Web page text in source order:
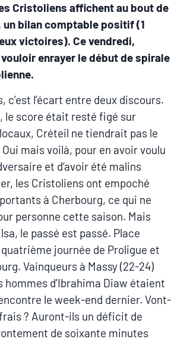
Cristoliens affichent au bout de
bilan comptable positif (1
victoires). Ce vendredi,
enrayer le début de spirale
c’est l’écart entre deux discours.
le score était resté figé sur
Créteil ne tiendrait pas le
mais voilà, pour en avoir voulu
et d’avoir été malins
les Cristoliens ont empoché
à Cherbourg, ce qui ne
personne cette saison. Mais
le passé est passé. Place
journée de Proligue et
Vainqueurs à Massy (22-24)
hommes d’Ibrahima Diaw étaient
le week-end dernier. Vont-
? Auront-ils un déficit de
de soixante minutes